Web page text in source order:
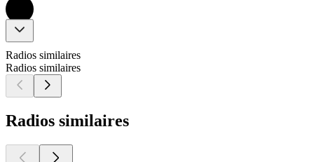
Radios similaires
Radios similaires
Radios similaires